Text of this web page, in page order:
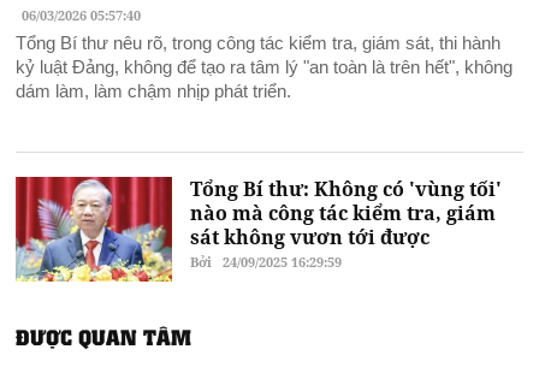
06/03/2026 05:57:40
Tổng Bí thư nêu rõ, trong công tác kiểm tra, giám sát, thi hành
kỷ luật Đảng, không để tạo ra tâm lý "an toàn là trên hết", không
dám làm, làm chậm nhịp phát triển.
Tổng Bí thư: Không có 'vùng tối'
nào mà công tác kiểm tra, giám
sát không vươn tới được
Bởi 24/09/2025 16:29:59
ĐƯỢC QUAN TÂM